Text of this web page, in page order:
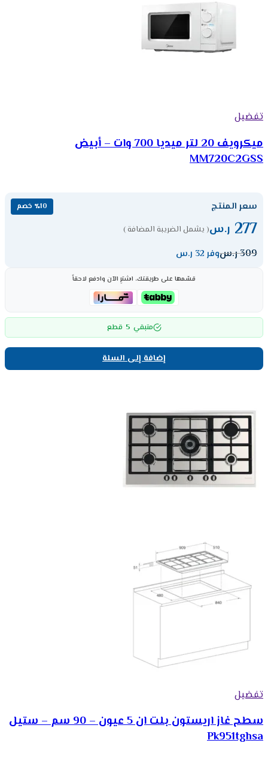
تفضيل
ميكرويف 20 لتر ميديا 700 وات – أبيض
MM720C2GSS
سعر المنتج ٪10 خصم
277 ر.س( يشمل الضريبة المضافة )
309ر.سوفر 32 ر.س
قسّمها على طريقتك، اشترِ الآن وادفع لاحقاً
متبقي 5 قطع
إضافة إلى السلة
تفضيل
سطح غاز اريستون بلت ان 5 عيون – 90 سم – ستيل
Pk951tghsa